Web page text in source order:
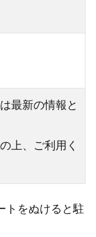
最新の情報と
上、ご利用く
トをぬけると駐